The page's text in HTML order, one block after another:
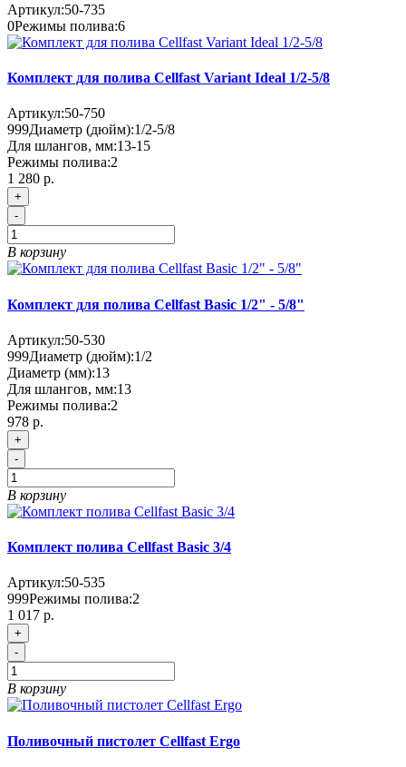
Артикул:50-735
0Режимы полива:6
Комплект для полива Cellfast Variant Ideal 1/2-5/8
Артикул:50-750
999Диаметр (дюйм):1/2-5/8
Для шлангов, мм:13-15
Режимы полива:2
1 280 р.
+
-
В корзину
Комплект для полива Cellfast Basic 1/2" - 5/8"
Артикул:50-530
999Диаметр (дюйм):1/2
Диаметр (мм):13
Для шлангов, мм:13
Режимы полива:2
978 р.
+
-
В корзину
Комплект полива Cellfast Basic 3/4
Артикул:50-535
999Режимы полива:2
1 017 р.
+
-
В корзину
Поливочный пистолет Cellfast Ergo